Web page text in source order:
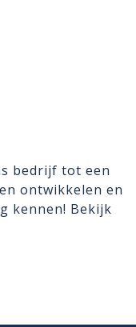
bedrijf tot een
ontwikkelen en
kennen! Bekijk